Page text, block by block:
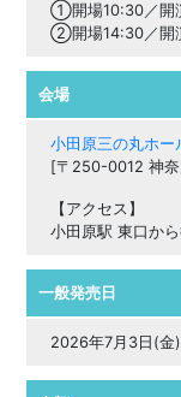
①開場10:30／開
②開場14:30／開
会場
小田原三の丸ホー
[〒250-0012 神
【アクセス】
小田原駅 東口か
一般発売日
2026年7月3日(金